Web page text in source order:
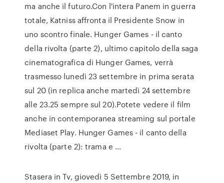
ma anche il futuro.Con l'intera Panem in guerra
totale, Katniss affronta il Presidente Snow in
uno scontro finale. Hunger Games - il canto
della rivolta (parte 2), ultimo capitolo della saga
cinematografica di Hunger Games, verrà
trasmesso lunedì 23 settembre in prima serata
sul 20 (in replica anche martedì 24 settembre
alle 23.25 sempre sul 20).Potete vedere il film
anche in contemporanea streaming sul portale
Mediaset Play. Hunger Games - il canto della
rivolta (parte 2): trama e …
Stasera in Tv, giovedì 5 Settembre 2019, in